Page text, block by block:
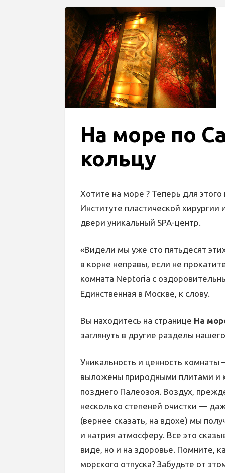
На море по
кольцу
Хотите на море ? Теперь для
Институте пластической
двери уникальный SPA-центр.
«Видели мы уже сто пятьдесят
в корне неправы, если не
комната Neptoria с
Единственная в Москве, к слову.
Вы находитесь на странице На
заглянуть в другие разделы
Уникальность и ценность
выложены природными плитами и
позднего Палеозоя. Воздух,
несколько степеней очистки —
(вернее сказать, на вдохе) мы
и натрия атмосферу. Все это
виде, но и на здоровье. Помните,
морского отпуска? Забудьте от